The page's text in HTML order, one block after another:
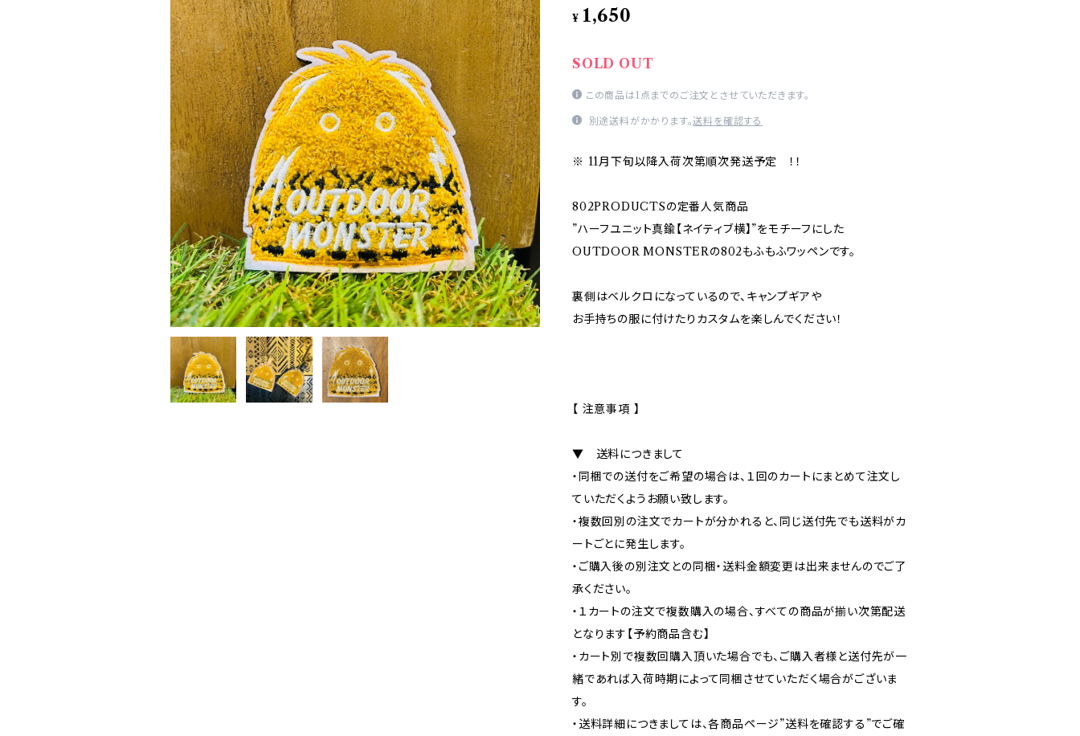
¥ 1,650
SOLD OUT
この商品は1点までのご注文とさせていただきます。
別途送料がかかります。送料を確認する
※ 11月下旬以降入荷次第順次発送予定 ！！
802PRODUCTSの定番人気商品
”ハーフユニット真鍮【ネイティブ横】”をモチーフにした
OUTDOOR MONSTERの802もふもふワッペンです。
裏側はベルクロになっているので、キャンプギアや
お手持ちの服に付けたりカスタムを楽しんでください！
【 注意事項 】
▼ 送料につきまして
・同梱での送付をご希望の場合は、１回のカートにまとめて注文し
ていただくようお願い致します。
・複数回別の注文でカートが分かれると、同じ送付先でも送料がカ
ートごとに発生します。
・ご購入後の別注文との同梱・送料金額変更は出来ませんのでご了
承ください。
・１カートの注文で複数購入の場合、すべての商品が揃い次第配送
となります【予約商品含む】
・カート別で複数回購入頂いた場合でも、ご購入者様と送付先が一
緒であれば入荷時期によって同梱させていただく場合がございま
す。
・送料詳細につきましては、各商品ページ”送料を確認する”でご確